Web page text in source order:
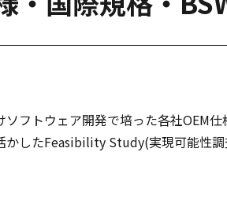
ソフトウェア開発で培った各社OEM
かしたFeasibility Study(実現可能性